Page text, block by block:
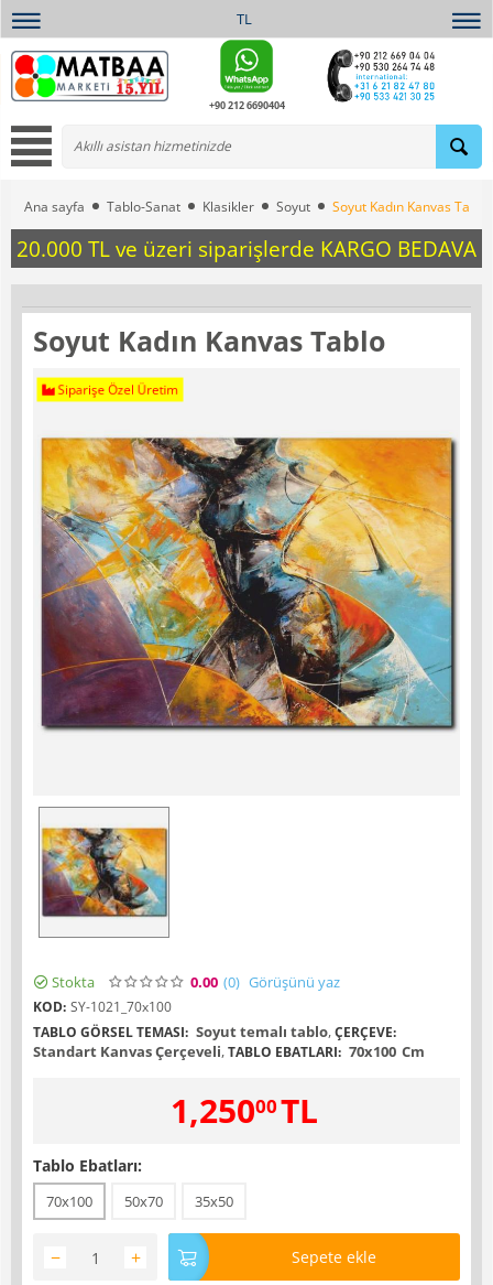
TL
+90 212 6690404
Ana sayfa Tablo-Sanat Klasikler Soyut Soyut Kadın Kanvas Tablo
20.000 TL ve üzeri siparişlerde KARGO BEDAVA
Soyut Kadın Kanvas Tablo
Siparişe Özel Üretim
Stokta 0.00 (0) Görüşünü yaz
KOD: SY-1021_70x100
TABLO GÖRSEL TEMASI: Soyut temalı tablo,ÇERÇEVE:
Standart Kanvas Çerçeveli,TABLO EBATLARI: 70x100 Cm
1,25000TL
Tablo Ebatları:
70x100 50x70 35x50
+
− Sepete ekle